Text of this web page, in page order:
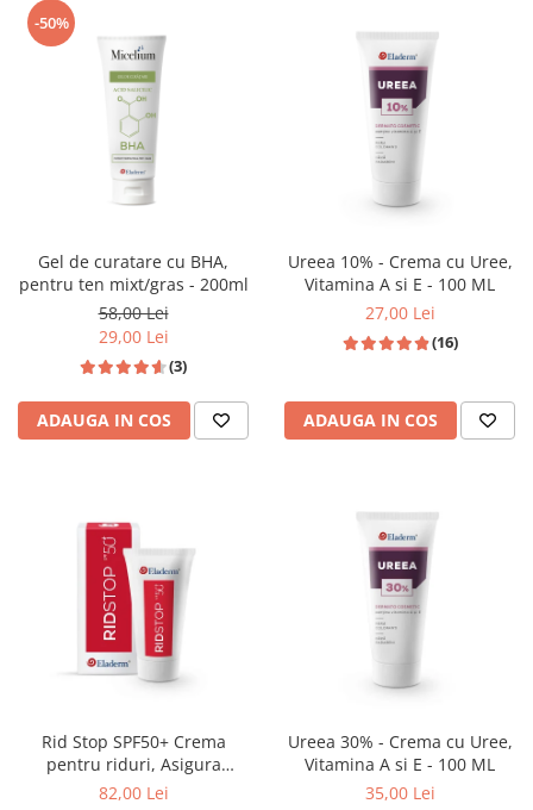
-50%
Gel de curatare cu BHA,
pentru ten mixt/gras - 200ml
58,00 Lei
29,00 Lei
(3)
ADAUGA IN COS
Ureea 10% - Crema cu Uree,
Vitamina A si E - 100 ML
27,00 Lei
(16)
ADAUGA IN COS
Rid Stop SPF50+ Crema
pentru riduri, Asigura
protectie solara ridicata, 50
82,00 Lei
Ureea 30% - Crema cu Uree,
Vitamina A si E - 100 ML
35,00 Lei